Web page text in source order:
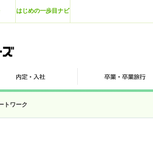
はじめの一歩目ナビ
トワーク